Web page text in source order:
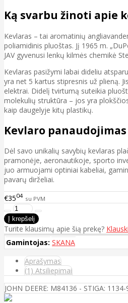
Ką svarbu žinoti apie
Kevlaras – tai aromatinių
poliamidinis pluoštas. Jį 1965 m.
JAV gyvenusi lenkų kilmės chemikė
Kevlaras pasižymi labai dideliu
yra net 5 kartus stipresnis už plieną.
elektrai. Didelį tvirtumą suteikia
molekulių struktūra – jos yra
kaip daugelyje kitų plastikų.
Kevlaro panaudojimas
Dėl savo unikalių savybių kevlaras
pramonėje, aeronautikoje, sporto
juo armuojami optiniai kabeliai,
pavarų dirželiai.
€3504 su PVM
Turite klausimų apie šią prekę?
Gamintojas: SKANA
Aprašymas
(1) Atsiliepimai
JOHN DEERE: M84136 - STIGA: